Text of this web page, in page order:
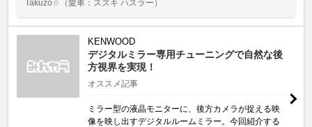
Takuzo☆ （愛車：スズキ ハスラー）
KENWOOD
デジタルミラー専用チューニングで自然な後
方視界を実現！
オススメ記事
ミラー型の液晶モニターに、後方カメラが捉える映
像を映し出すデジタルルームミラー。今回紹介する